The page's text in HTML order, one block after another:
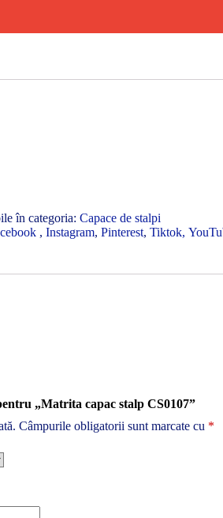
în categoria: Capace de stalpi
, Instagram, Pinterest, Tiktok,
„Matrita capac stalp CS0107”
Câmpurile obligatorii sunt marcate cu *